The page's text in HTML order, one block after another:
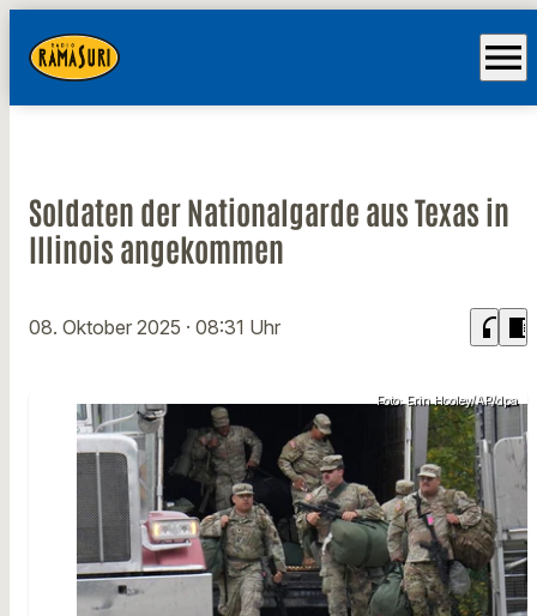
menu
Soldaten der Nationalgarde aus Texas in
Illinois angekommen
08. Oktober 2025 · 08:31 Uhr headphones chrome_reader_mode
Foto: Erin Hooley/AP/dpa